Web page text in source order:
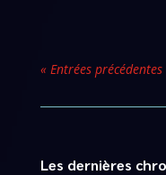
« Entrées précédentes
Les dernières